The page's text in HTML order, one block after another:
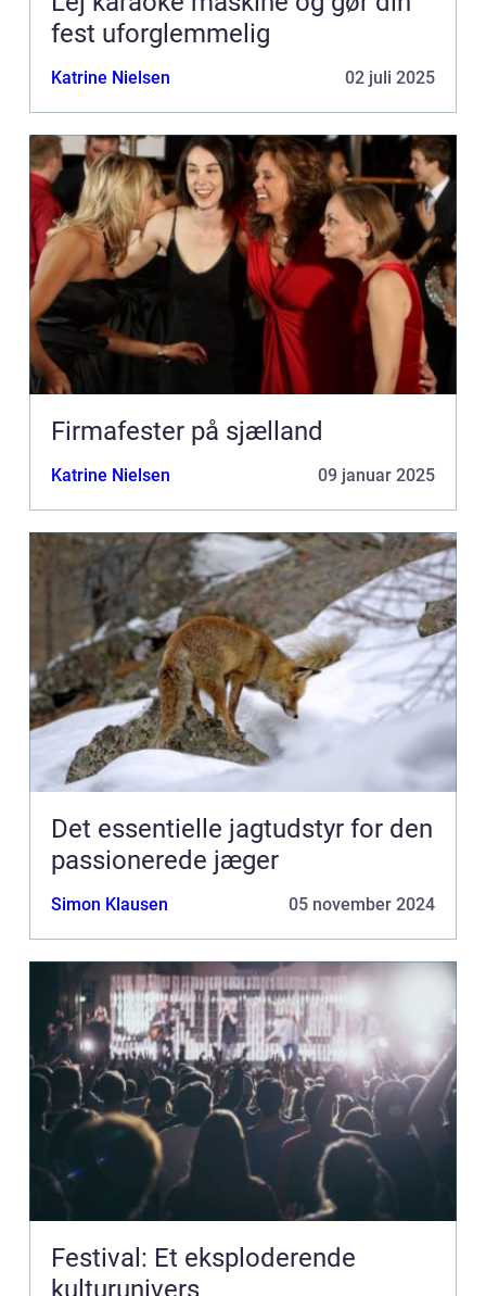
fest uforglemmelig
Katrine Nielsen 02 juli 2025
Firmafester på sjælland
Katrine Nielsen 09 januar 2025
Det essentielle jagtudstyr for den
passionerede jæger
Simon Klausen 05 november 2024
Festival: Et eksploderende
kulturunivers